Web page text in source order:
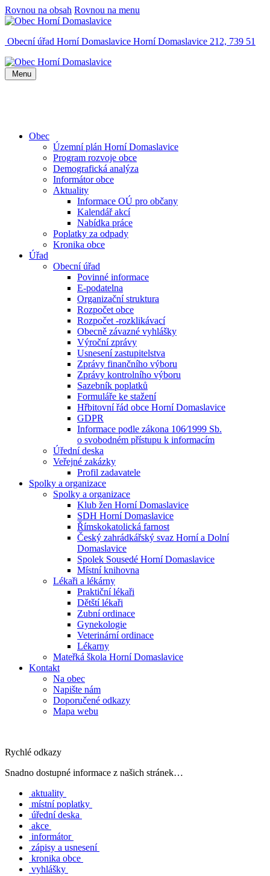
Rovnou na obsah Rovnou na menu
Obecní úřad Horní Domaslavice Horní Domaslavice 212, 739 51
Menu
Obec
Územní plán Horní Domaslavice
Program rozvoje obce
Demografická analýza
Informátor obce
Aktuality
Informace OÚ pro občany
Kalendář akcí
Nabídka práce
Poplatky za odpady
Kronika obce
Úřad
Obecní úřad
Povinné informace
E-podatelna
Organizační struktura
Rozpočet obce
Rozpočet -rozklikávací
Obecně závazné vyhlášky
Výroční zprávy
Usnesení zastupitelstva
Zprávy finančního výboru
Zprávy kontrolního výboru
Sazebník poplatků
Formuláře ke stažení
Hřbitovní řád obce Horní Domaslavice
GDPR
Informace podle zákona 106⁄1999 Sb.
o svobodném přístupu k informacím
Úřední deska
Veřejné zakázky
Profil zadavatele
Spolky a organizace
Spolky a organizace
Klub žen Horní Domaslavice
SDH Horní Domaslavice
Římskokatolická farnost
Český zahrádkářský svaz Horní a Dolní
Domaslavice
Spolek Sousedé Horní Domaslavice
Místní knihovna
Lékaři a lékárny
Praktiční lékaři
Dětští lékaři
Zubní ordinace
Gynekologie
Veterinární ordinace
Lékarny
Mateřká škola Horní Domaslavice
Kontakt
Na obec
Napište nám
Doporučené odkazy
Mapa webu
Rychlé odkazy
Snadno dostupné informace z našich stránek…
aktuality
místní poplatky
úřední deska
akce
informátor
zápisy a usnesení
kronika obce
vyhlášky